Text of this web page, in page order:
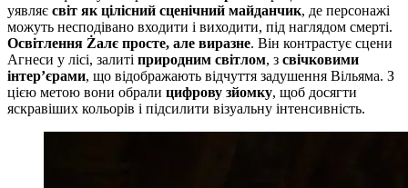
уявляє світ як цілісний сценічний майданчик, де персонажі
можуть несподівано входити і виходити, під наглядом смерті.
Освітлення Żалє просте, але виразне. Він контрастує сцени
Агнеси у лісі, залиті природним світлом, з свічковими
інтер’єрами, що відображають відчуття задушення Вільяма. З
цією метою вони обрали цифрову зйомку, щоб досягти
яскравіших кольорів і підсилити візуальну інтенсивність.